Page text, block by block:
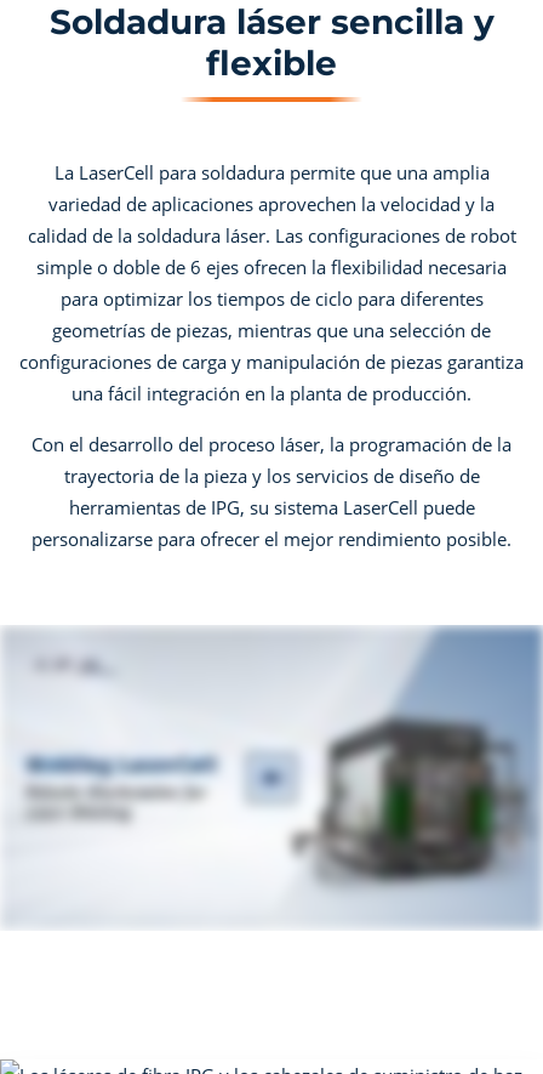
Soldadura láser sencilla y
flexible
La LaserCell para soldadura permite que una amplia
variedad de aplicaciones aprovechen la velocidad y la
calidad de la soldadura láser. Las configuraciones de robot
simple o doble de 6 ejes ofrecen la flexibilidad necesaria
para optimizar los tiempos de ciclo para diferentes
geometrías de piezas, mientras que una selección de
configuraciones de carga y manipulación de piezas garantiza
una fácil integración en la planta de producción.
Con el desarrollo del proceso láser, la programación de la
trayectoria de la pieza y los servicios de diseño de
herramientas de IPG, su sistema LaserCell puede
personalizarse para ofrecer el mejor rendimiento posible.